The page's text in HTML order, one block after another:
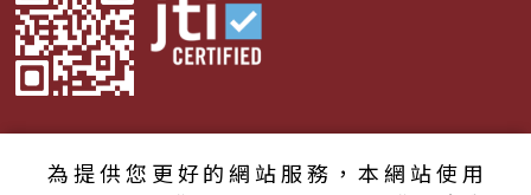
為提供您更好的網站服務，本網站使用